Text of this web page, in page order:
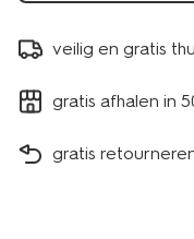
veilig en gratis
gratis afhalen in
gratis